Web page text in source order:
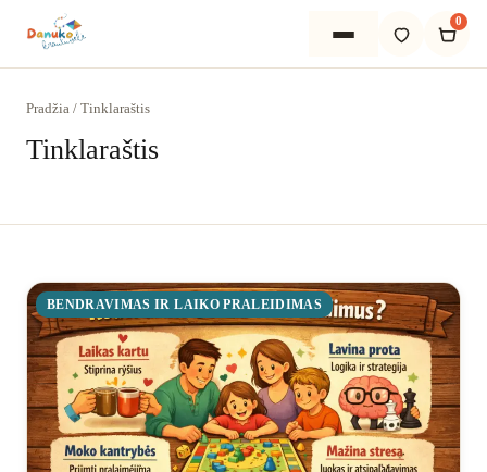
0
Išsirinkti
PADĖSIME IŠSIRINKTI
Dovanos vaikams
Žaidimai visai šeimai
Pradžia / Tinklaraštis
Tinklaraštis
BENDRAVIMAS IR LAIKO PRALEIDIMAS